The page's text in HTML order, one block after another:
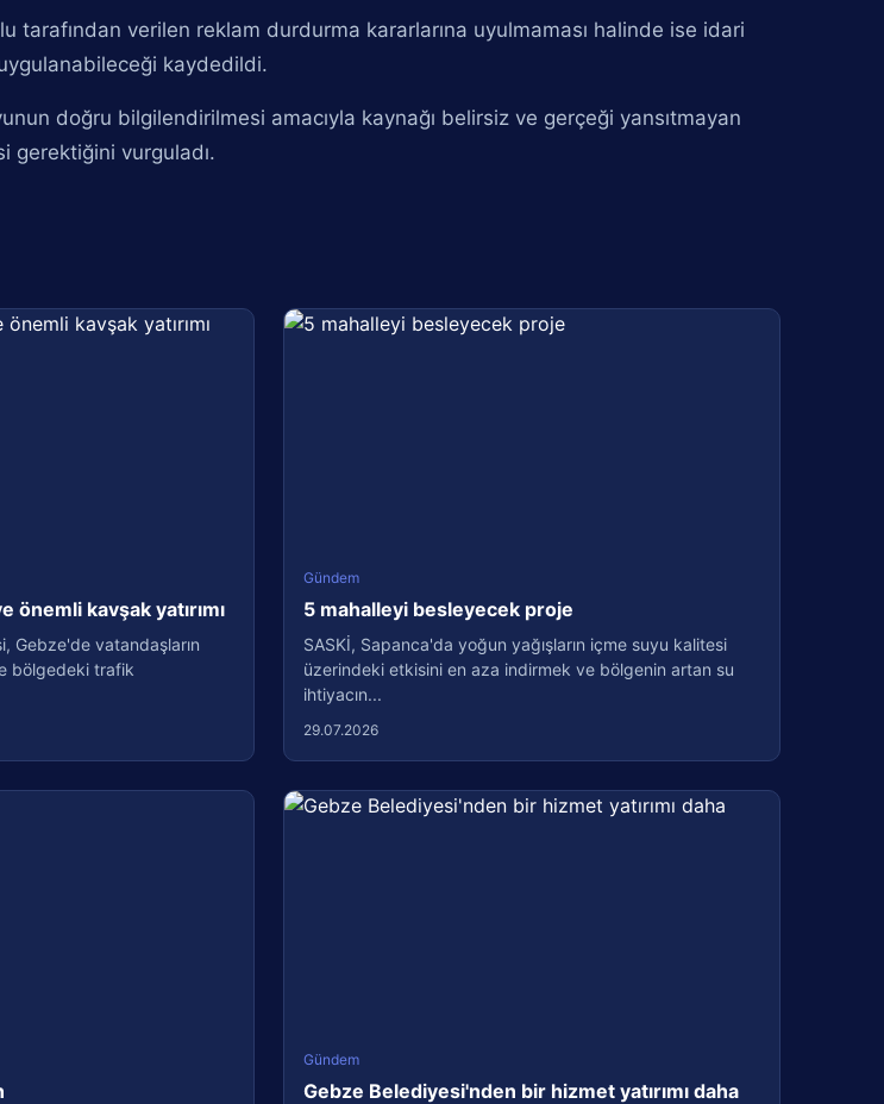
tarafından verilen reklam durdurma kararlarına uyulmaması halinde ise idari
kaydedildi.
doğru bilgilendirilmesi amacıyla kaynağı belirsiz ve gerçeği yansıtmayan
gerektiğini vurguladı.
önemli kavşak yatırımı
Gebze'de vatandaşların
bölgedeki trafik
Gündem
5 mahalleyi besleyecek proje
SASKİ, Sapanca'da yoğun yağışların içme suyu kalitesi
üzerindeki etkisini en aza indirmek ve bölgenin artan su
ihtiyacın...
29.07.2026
Gündem
Gebze Belediyesi'nden bir hizmet yatırımı daha